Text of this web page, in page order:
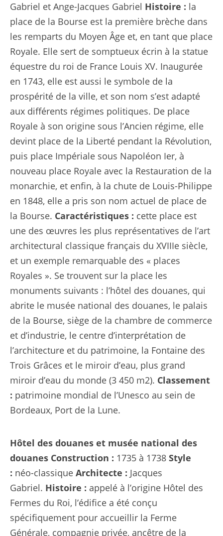
Gabriel et Ange-Jacques Gabriel Histoire : la
place de la Bourse est la première brèche dans
les remparts du Moyen Âge et, en tant que place
Royale. Elle sert de somptueux écrin à la statue
équestre du roi de France Louis XV. Inaugurée
en 1743, elle est aussi le symbole de la
prospérité de la ville, et son nom s’est adapté
aux différents régimes politiques. De place
Royale à son origine sous l’Ancien régime, elle
devint place de la Liberté pendant la Révolution,
puis place Impériale sous Napoléon Ier, à
nouveau place Royale avec la Restauration de la
monarchie, et enfin, à la chute de Louis-Philippe
en 1848, elle a pris son nom actuel de place de
la Bourse. Caractéristiques : cette place est
une des œuvres les plus représentatives de l’art
architectural classique français du XVIIIe siècle,
et un exemple remarquable des « places
Royales ». Se trouvent sur la place les
monuments suivants : l’hôtel des douanes, qui
abrite le musée national des douanes, le palais
de la Bourse, siège de la chambre de commerce
et d’industrie, le centre d’interprétation de
l’architecture et du patrimoine, la Fontaine des
Trois Grâces et le miroir d’eau, plus grand
miroir d’eau du monde (3 450 m2). Classement
: patrimoine mondial de l’Unesco au sein de
Bordeaux, Port de la Lune.
Hôtel des douanes et musée national des
douanes Construction : 1735 à 1738 Style
: néo-classique Architecte : Jacques
Gabriel. Histoire : appelé à l’origine Hôtel des
Fermes du Roi, l’édifice a été conçu
spécifiquement pour accueillir la Ferme
Générale, compagnie privée, ancêtre de la